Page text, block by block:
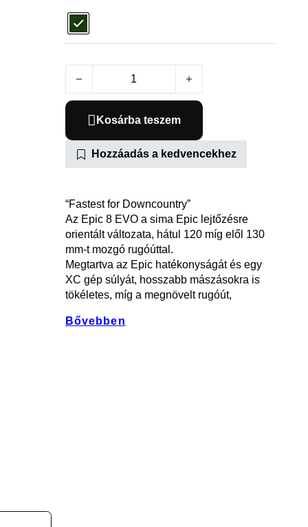
Kosárba teszem
Hozzáadás a kedvencekhez
“Fastest for Downcountry”
Az Epic 8 EVO a sima Epic lejtőzésre
orientált változata, hátul 120 míg elől 130
mm-t mozgó rugóúttal.
Megtartva az Epic hatékonyságát és egy
XC gép súlyát, hosszabb mászásokra is
tökéletes, míg a megnövelt rugóút,
Bővebben